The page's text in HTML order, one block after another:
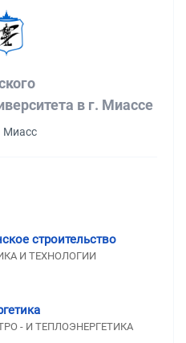
в г. Миассе
Миасс
строительство
И ТЕХНОЛОГИИ
- И ТЕПЛОЭНЕРГЕТИКА